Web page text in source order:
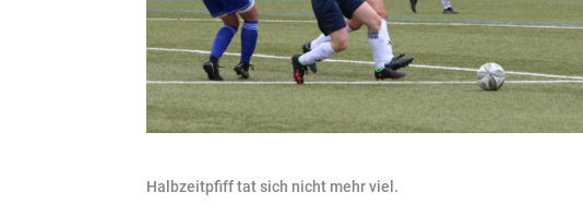
Halbzeitpfiff tat sich nicht mehr viel.